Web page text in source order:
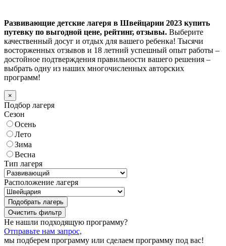
Развивающие детские лагеря в Швейцарии 2023 купить
путевку по выгодной цене, рейтинг, отзывы. Выберите
качественный досуг и отдых для вашего ребенка! Тысячи
восторженных отзывов и 18 летний успешный опыт работы –
достойное подтверждения правильности вашего решения –
выбрать одну из наших многочисленных авторских
программ!
×
Подбор лагеря
Сезон
Осень
Лето
Зима
Весна
Тип лагеря
Расположение лагеря
Подобрать лагерь
Не нашли подходящую программу?
Отправьте нам запрос,
мы подберем программу или сделаем программу под вас!